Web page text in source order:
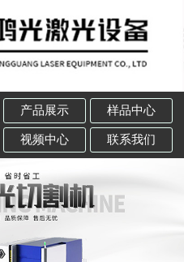
产品展示 样品中心
视频中心 联系我们